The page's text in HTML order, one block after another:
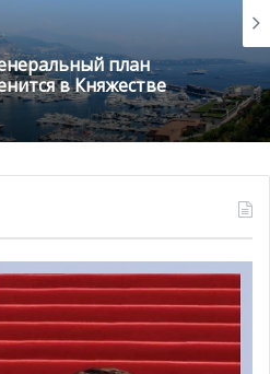
2020 года вчастном
сокращение 8000 рабочих
2019 года (снижение на
план
в Княжестве
забег в Монако
континентах